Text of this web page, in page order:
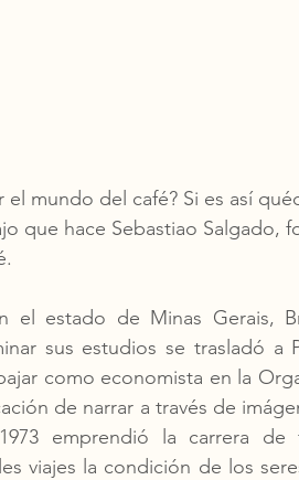
el mundo del café? Si es así
que hace Sebastiao Salgado,
el estado de Minas Gerais,
sus estudios se trasladó a
como economista en la
de narrar a través de
emprendió la carrera
viajes la condición de los